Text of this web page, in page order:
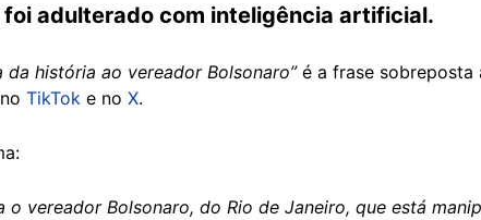
adulterado com inteligência artificial.
da história ao vereador Bolsonaro”é a frase sobreposta
TikTok e no X.
vereador Bolsonaro, do Rio de Janeiro, que está